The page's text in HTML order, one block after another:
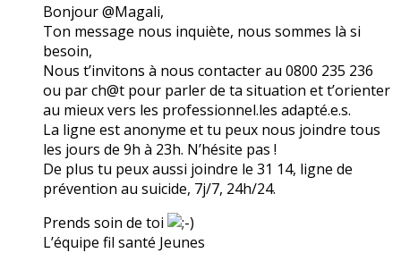
Bonjour @Magali,
Ton message nous inquiète, nous sommes là si
besoin,
Nous t’invitons à nous contacter au 0800 235 236
ou par ch@t pour parler de ta situation et t’orienter
au mieux vers les professionnel.les adapté.e.s.
La ligne est anonyme et tu peux nous joindre tous
les jours de 9h à 23h. N’hésite pas !
De plus tu peux aussi joindre le 31 14, ligne de
prévention au suicide, 7j/7, 24h/24.
Prends soin de toi
L’équipe fil santé Jeunes